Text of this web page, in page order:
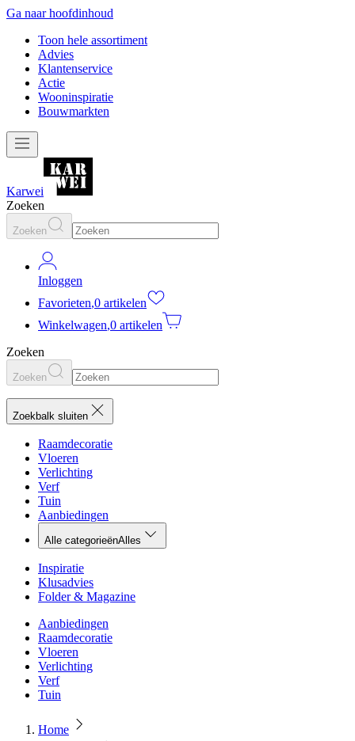
Ga naar hoofdinhoud
Toon hele assortiment
Advies
Klantenservice
Actie
Wooninspiratie
Bouwmarkten
Karwei
Zoeken
Zoeken
Inloggen
Favorieten,0 artikelen
Winkelwagen,0 artikelen
Zoeken
Zoeken
Zoekbalk sluiten
Raamdecoratie
Vloeren
Verlichting
Verf
Tuin
Aanbiedingen
Alle categorieënAlles
Inspiratie
Klusadvies
Folder & Magazine
Aanbiedingen
Raamdecoratie
Vloeren
Verlichting
Verf
Tuin
Home